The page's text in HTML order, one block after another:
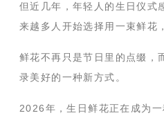
但近几年，年轻人的生日仪
来越多人开始选择用一束鲜花
鲜花不再只是节日里的点缀，
录美好的一种新方式。
2026年，生日鲜花正在成为